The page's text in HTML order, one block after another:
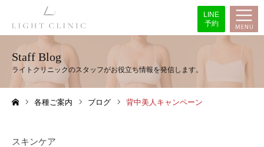
LINE
予約
Staff Blog
各種ご案内 ブログ 背中美人キャンペーン
スキンケア